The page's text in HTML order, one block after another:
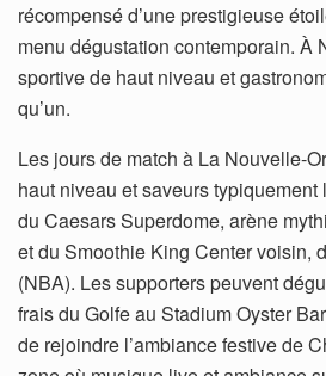
récompensé d’une prestigieuse
menu dégustation contemporain. À
sportive de haut niveau et
qu’un.
Les jours de match à La Nouvelle-
haut niveau et saveurs
du Caesars Superdome, arène
et du Smoothie King Center voisin,
(NBA). Les supporters peuvent
frais du Golfe au Stadium Oyster
de rejoindre l’ambiance festive de